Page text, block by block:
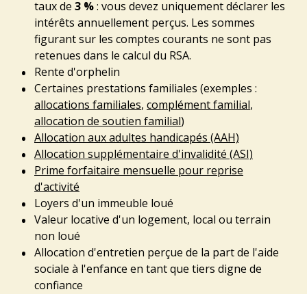
taux de 3 %: vous devez uniquement déclarer les
intérêts annuellement perçus. Les sommes
figurant sur les comptes courants ne sont pas
retenues dans le calcul du RSA.
Rente d'orphelin
Certaines prestations familiales (exemples :
allocations familiales, complément familial,
allocation de soutien familial)
Allocation aux adultes handicapés (AAH)
Allocation supplémentaire d'invalidité (ASI)
Prime forfaitaire mensuelle pour reprise
d'activité
Loyers d'un immeuble loué
Valeur locative d'un logement, local ou terrain
non loué
Allocation d'entretien perçue de la part de l'aide
sociale à l'enfance en tant que tiers digne de
confiance